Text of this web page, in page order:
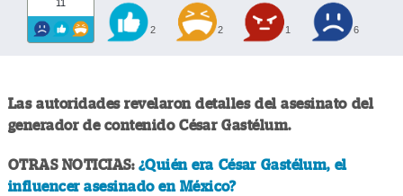
11
2 2 1 6
Las autoridades revelaron detalles del asesinato del
generador de contenido César Gastélum.
OTRAS NOTICIAS: ¿Quién era César Gastélum, el
influencer asesinado en México?